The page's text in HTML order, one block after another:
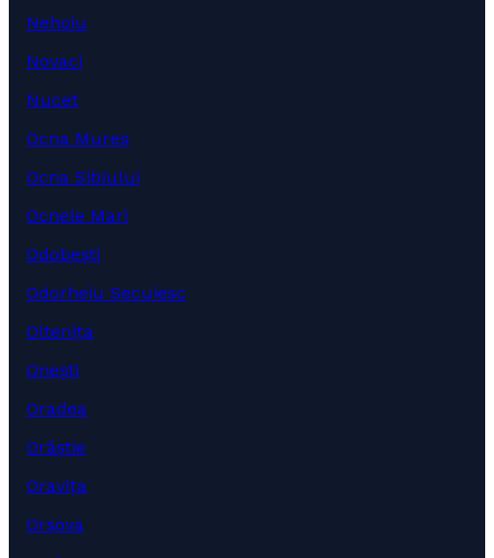
Nehoiu
Novaci
Nucet
Ocna Mureș
Ocna Sibiului
Ocnele Mari
Odobești
Odorheiu Secuiesc
Oltenița
Onești
Oradea
Orăștie
Oravița
Orșova